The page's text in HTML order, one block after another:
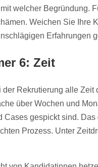
welcher Begründung.
Weichen Sie Ihre
Erfahrungen
6: Zeit
der Rekrutierung alle Zeit
über Wochen und
Cases gespickt sind.
Prozess. Unter